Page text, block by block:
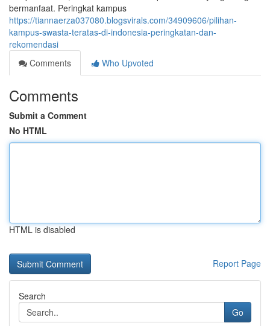
bermanfaat. Peringkat kampus
https://tiannaerza037080.blogsvirals.com/34909606/pilihan-
kampus-swasta-teratas-di-indonesia-peringkatan-dan-
rekomendasi
Comments
Who Upvoted
Comments
Submit a Comment
No HTML
HTML is disabled
Report Page
Search
Go